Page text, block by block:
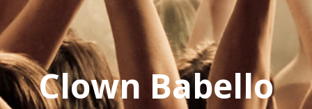
Clown Babello